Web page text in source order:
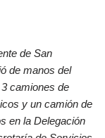
de San
de manos del
camiones de
y un camión de
en la Delegación